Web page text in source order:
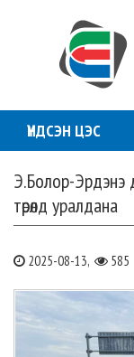
ҮНДСЭН ЦЭС
Э.Болор-Эрдэнэ
төрөлд уралдана
2025-08-13, 585